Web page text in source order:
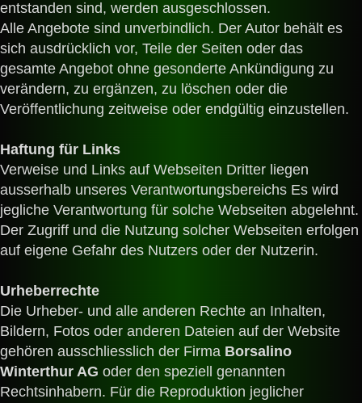
entstanden sind, werden ausgeschlossen.
Alle Angebote sind unverbindlich. Der Autor behält es
sich ausdrücklich vor, Teile der Seiten oder das
gesamte Angebot ohne gesonderte Ankündigung zu
verändern, zu ergänzen, zu löschen oder die
Veröffentlichung zeitweise oder endgültig einzustellen.
Haftung für Links
Verweise und Links auf Webseiten Dritter liegen
ausserhalb unseres Verantwortungsbereichs Es wird
jegliche Verantwortung für solche Webseiten abgelehnt.
Der Zugriff und die Nutzung solcher Webseiten erfolgen
auf eigene Gefahr des Nutzers oder der Nutzerin.
Urheberrechte
Die Urheber- und alle anderen Rechte an Inhalten,
Bildern, Fotos oder anderen Dateien auf der Website
gehören ausschliesslich der Firma Borsalino
Winterthur AG oder den speziell genannten
Rechtsinhabern. Für die Reproduktion jeglicher